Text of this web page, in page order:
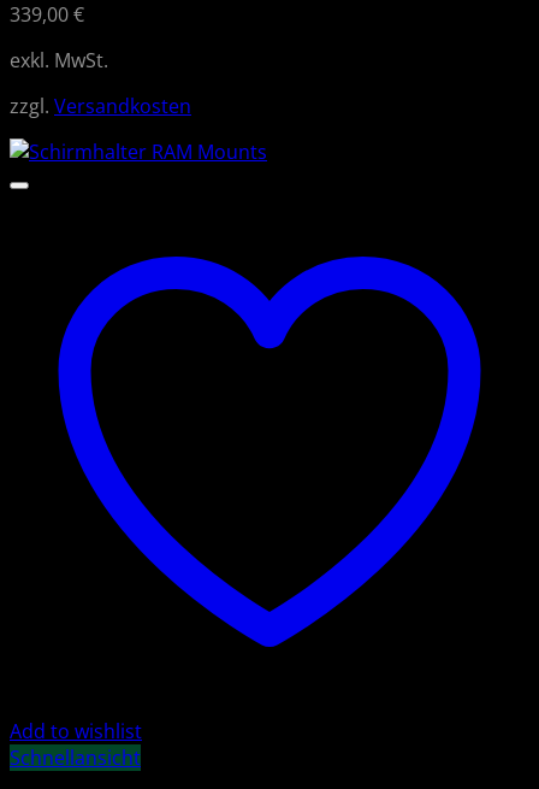
339,00€
exkl. MwSt.
zzgl. Versandkosten
Add to wishlist
Schnellansicht